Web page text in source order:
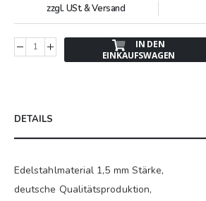
zzgl. USt. & Versand
IN DEN
EINKAUFSWAGEN
DETAILS
Edelstahlmaterial 1,5 mm Stärke,
deutsche Qualitätsproduktion,